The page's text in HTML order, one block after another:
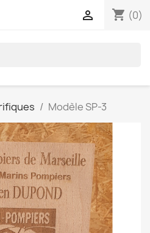
shopping_cart (0)

Modèle SP-3